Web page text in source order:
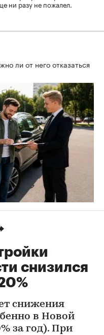
ни разу не пожалел.
ли от него отказаться
снизился
снижения
в Новой
за год). При